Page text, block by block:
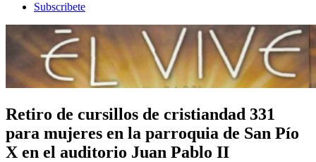
Subscribete
Retiro de cursillos de cristiandad 331
para mujeres en la parroquia de San Pío
X en el auditorio Juan Pablo II